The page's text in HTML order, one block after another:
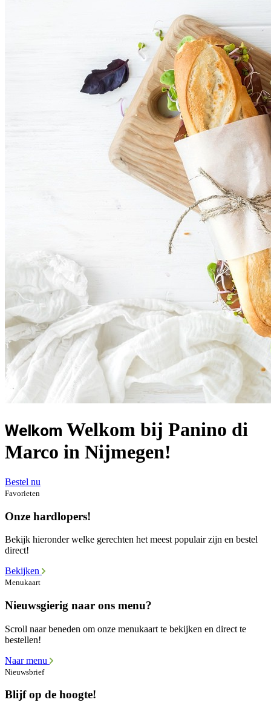
Welkom Welkom bij Panino di
Marco in Nijmegen!
Bestel nu
Favorieten
Onze hardlopers!
Bekijk hieronder welke gerechten het meest populair zijn en bestel
direct!
Bekijken
Menukaart
Nieuwsgierig naar ons menu?
Scroll naar beneden om onze menukaart te bekijken en direct te
bestellen!
Naar menu
Nieuwsbrief
Blijf op de hoogte!